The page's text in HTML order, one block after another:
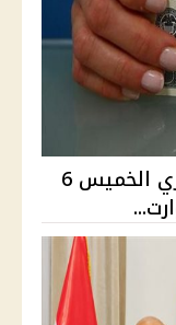
سعر الدولار مقابل الجنيه المصري الخميس 6